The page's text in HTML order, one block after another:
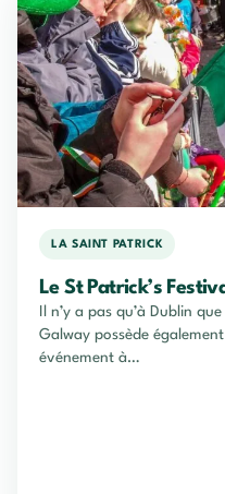
LA SAINT PATRICK
Le St Patrick’s
Il n’y a pas qu’à Dublin
Galway possède
événement à…